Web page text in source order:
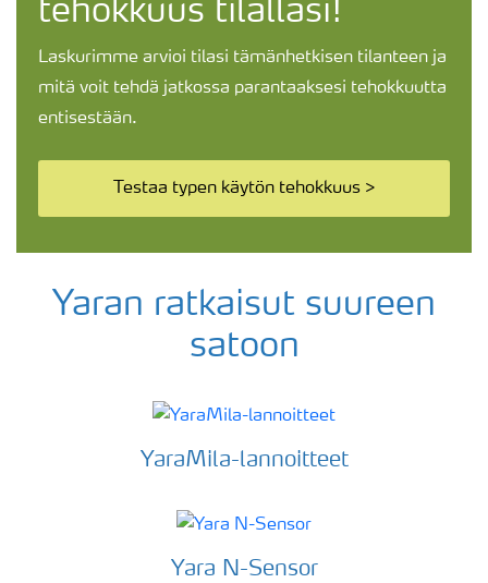
tehokkuus tilallasi!
Laskurimme arvioi tilasi tämänhetkisen tilanteen ja
mitä voit tehdä jatkossa parantaaksesi tehokkuutta
entisestään.
Testaa typen käytön tehokkuus >
Yaran ratkaisut suureen
satoon
YaraMila-lannoitteet
Yara N-Sensor